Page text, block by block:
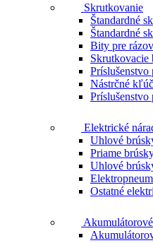
Skrutkovanie
Štandardné
Štandardné
Bity pre
Skrutkovacie
Nástrčné
Príslušenstvo
Elektrické
Uhlové
Priame
Uhlové
Ostatné